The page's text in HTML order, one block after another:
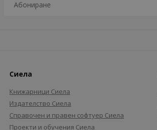
Сиела
Книжарници Сиела
Издателство Сиела
Справочен и правен софтуер Сиела
Проекти и обучения Сиела